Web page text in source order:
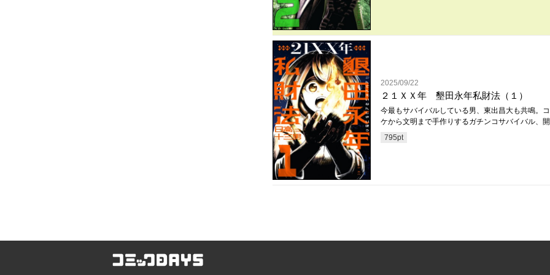
2025/09/22
２１ＸＸ年 墾田永年私財法（１）
今最もサバイバルしている男、東出昌大も共鳴。
ケから文明まで手作りするガチンコサバイバル、開
795pt
コミックDAYS